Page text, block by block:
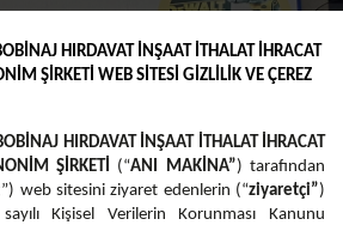
HIRDAVAT İNŞAAT İTHALAT İHRACAT
ŞİRKETİ WEB SİTESİ GİZLİLİK VE ÇEREZ
HIRDAVAT İNŞAAT İTHALAT İHRACAT
ŞİRKETİ (“ANI MAKİNA”) tarafından
web sitesini ziyaret edenlerin (“ziyaretçi”)
Kişisel Verilerin Korunması Kanunu